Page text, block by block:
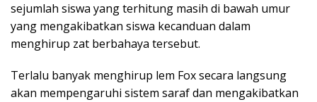
sejumlah siswa yang terhitung masih di bawah umur
yang mengakibatkan siswa kecanduan dalam
menghirup zat berbahaya tersebut.
Terlalu banyak menghirup lem Fox secara langsung
akan mempengaruhi sistem saraf dan mengakibatkan